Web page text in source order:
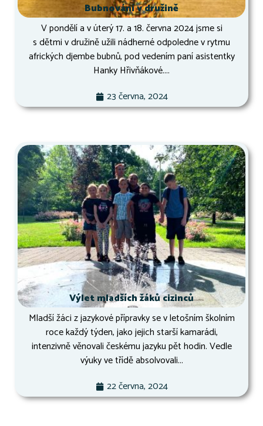
Bubnování v družině
V pondělí a v úterý 17. a 18. června 2024 jsme si
s dětmi v družině užili nádherné odpoledne v rytmu
afrických djembe bubnů, pod vedením paní asistentky
Hanky Hřivňákové....
23 června, 2024
Výlet mladších žáků cizinců
Mladší žáci z jazykové přípravky se v letošním školním
roce každý týden, jako jejich starší kamarádi,
intenzivně věnovali českému jazyku pět hodin. Vedle
výuky ve třídě absolvovali...
22 června, 2024